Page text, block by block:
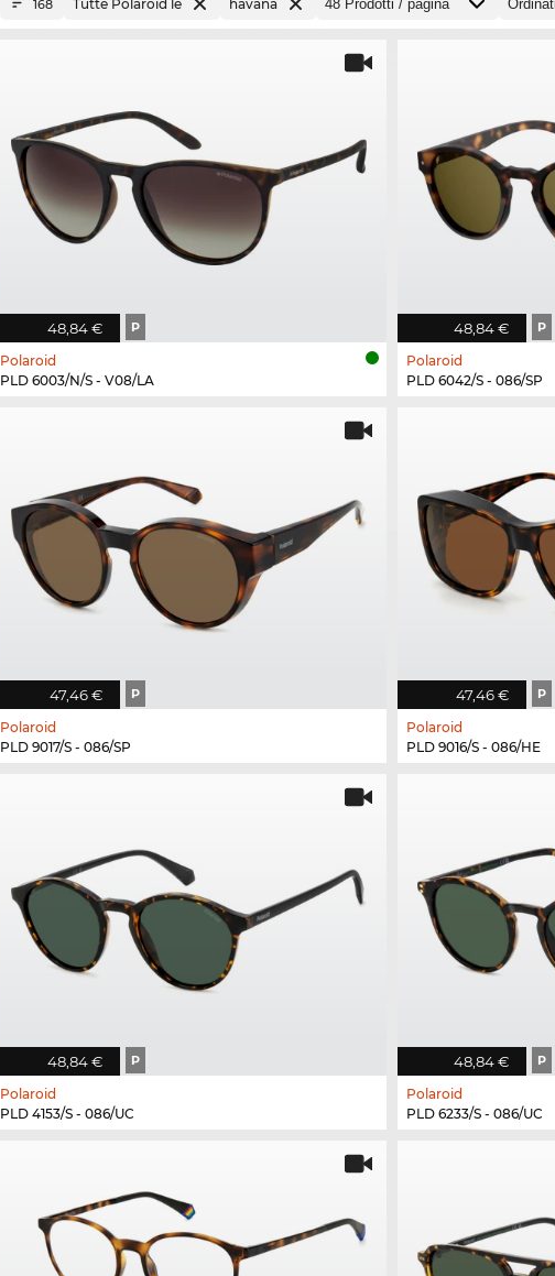
168 Tutte Polaroid le havana
48,84 € P
Polaroid
PLD 6003/N/S - V08/LA
48,84 € P
Polaroid
PLD 6042/S - 086/SP
47,46 € P
Polaroid
PLD 9017/S - 086/SP
47,46 € P
Polaroid
PLD 9016/S - 086/HE
48,84 € P
Polaroid
PLD 4153/S - 086/UC
48,84 € P
Polaroid
PLD 6233/S - 086/UC